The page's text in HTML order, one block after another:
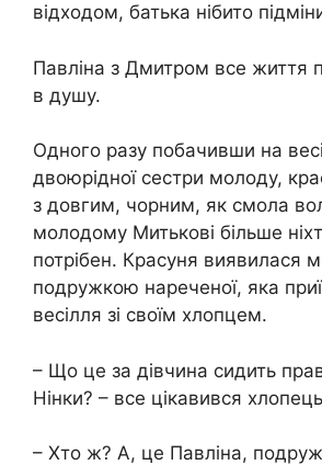
відходом, батька нібито
Павліна з Дмитром все життя
в душу.
Одного разу побачивши на
двоюрідної сестри молоду,
з довгим, чорним, як смола
молодому Митькові більше
потрібен. Красуня виявилася
подружкою нареченої, яка
весілля зі своїм хлопцем.
– Що це за дівчина сидить
Нінки? – все цікавився
– Хто ж? А, це Павліна,